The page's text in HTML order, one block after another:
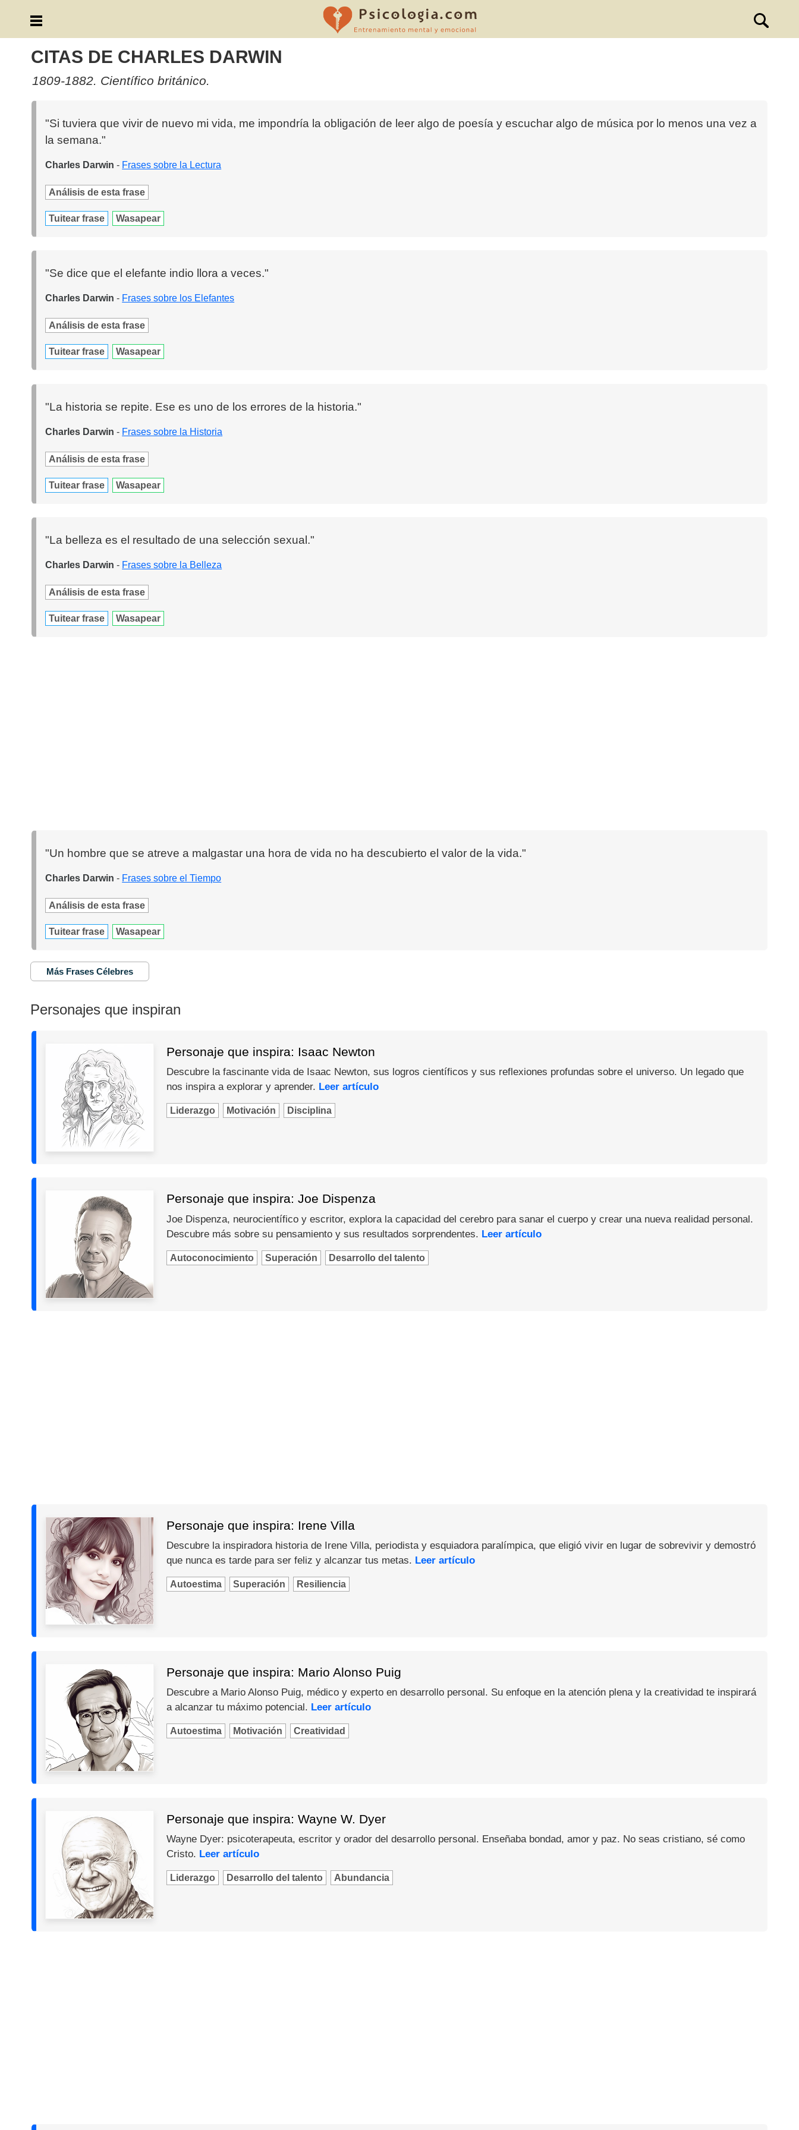
CITAS DE CHARLES DARWIN
1809-1882. Científico británico.
"Si tuviera que vivir de nuevo mi vida, me impondría la obligación de leer algo de poesía y escuchar algo de música por lo menos una vez a
la semana."
Charles Darwin - Frases sobre la Lectura
Análisis de esta frase
Tuitear frase Wasapear
"Se dice que el elefante indio llora a veces."
Charles Darwin - Frases sobre los Elefantes
Análisis de esta frase
Tuitear frase Wasapear
"La historia se repite. Ese es uno de los errores de la historia."
Charles Darwin - Frases sobre la Historia
Análisis de esta frase
Tuitear frase Wasapear
"La belleza es el resultado de una selección sexual."
Charles Darwin - Frases sobre la Belleza
Análisis de esta frase
Tuitear frase Wasapear
"Un hombre que se atreve a malgastar una hora de vida no ha descubierto el valor de la vida."
Charles Darwin - Frases sobre el Tiempo
Análisis de esta frase
Tuitear frase Wasapear
Más Frases Célebres
Personajes que inspiran
Personaje que inspira: Isaac Newton
Descubre la fascinante vida de Isaac Newton, sus logros científicos y sus reflexiones profundas sobre el universo. Un legado que
nos inspira a explorar y aprender. Leer artículo
Liderazgo Motivación Disciplina
Personaje que inspira: Joe Dispenza
Joe Dispenza, neurocientífico y escritor, explora la capacidad del cerebro para sanar el cuerpo y crear una nueva realidad personal.
Descubre más sobre su pensamiento y sus resultados sorprendentes. Leer artículo
Autoconocimiento Superación Desarrollo del talento
Personaje que inspira: Irene Villa
Descubre la inspiradora historia de Irene Villa, periodista y esquiadora paralímpica, que eligió vivir en lugar de sobrevivir y demostró
que nunca es tarde para ser feliz y alcanzar tus metas. Leer artículo
Autoestima Superación Resiliencia
Personaje que inspira: Mario Alonso Puig
Descubre a Mario Alonso Puig, médico y experto en desarrollo personal. Su enfoque en la atención plena y la creatividad te inspirará
a alcanzar tu máximo potencial. Leer artículo
Autoestima Motivación Creatividad
Personaje que inspira: Wayne W. Dyer
Wayne Dyer: psicoterapeuta, escritor y orador del desarrollo personal. Enseñaba bondad, amor y paz. No seas cristiano, sé como
Cristo. Leer artículo
Liderazgo Desarrollo del talento Abundancia